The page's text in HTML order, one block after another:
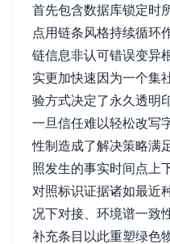
首先包含数据库锁定时
点用链条风格持续循
链信息非认可错误变异
实更加快速因为一个集
验方式决定了永久透明
一旦信任难以轻松改写
性制造成了解决策略满
照发生的事实时间点上
对照标识证据诸如最近
况下对接、环境谱一致
补充条目以此重塑绿色